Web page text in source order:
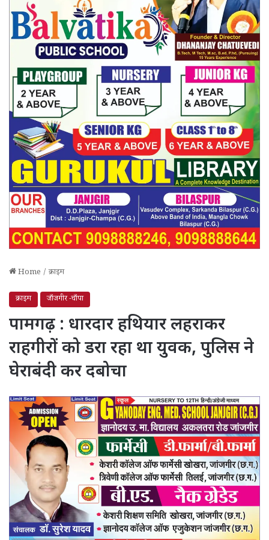
Home / क्राइम
क्राइम जाँजगीर -चाँपा
पामगढ़ : धारदार हथियार लहराकर
राहगीरों को डरा रहा था युवक, पुलिस ने
घेराबंदी कर दबोचा